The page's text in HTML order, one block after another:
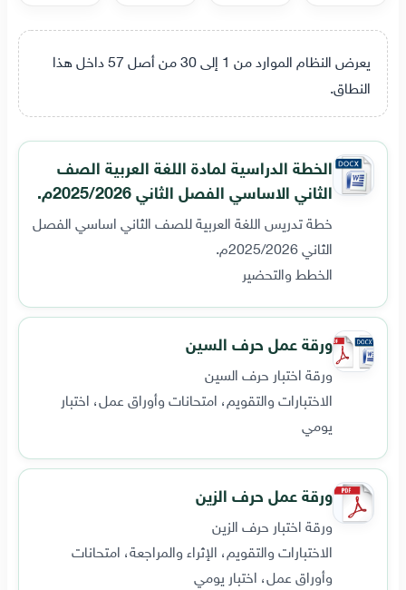
يعرض النظام الموارد من 1 إلى 30 من أصل 57 داخل هذا
النطاق.
الخطة الدراسية لمادة اللغة العربية الصف
الثاني الاساسي الفصل الثاني 2025/2026م.
خطة تدريس اللغة العربية للصف الثاني اساسي الفصل
الثاني 2025/2026م.
الخطط والتحضير
ورقة عمل حرف السين
ورقة اختبار حرف السين
الاختبارات والتقويم، امتحانات وأوراق عمل، اختبار
يومي
ورقة عمل حرف الزين
ورقة اختبار حرف الزين
الاختبارات والتقويم، الإثراء والمراجعة، امتحانات
وأوراق عمل، اختبار يومي